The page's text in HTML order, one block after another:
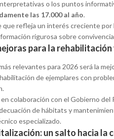
o los puntos
las 17.000 al año.
refleja un interés creciente por
rigurosa sobre
para la
relevantes para 2026 será la
de ejemplares con
colaboración con el Gobierno
de hábitats y
especializado.
un salto hacia la